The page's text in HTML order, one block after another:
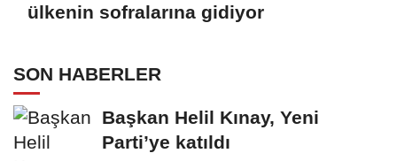
ülkenin sofralarına gidiyor
SON HABERLER
Başkan Helil Kınay, Yeni
Parti’ye katıldı